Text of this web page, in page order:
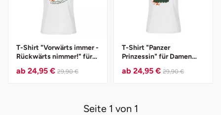
T-Shirt "Vorwärts immer -
Rückwärts nimmer!" für
ab 24,95 € 29,90 €
T-Shirt "Panzer
Prinzessin" für Damen
ab 24,95 € 29,90 €
Seite 1 von 1
Wesel